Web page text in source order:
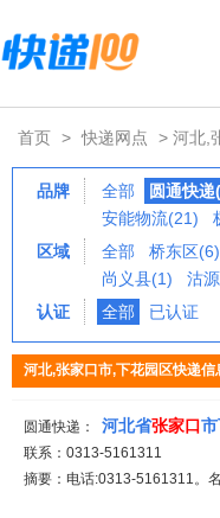
首页 > 快递网点 > 河北,
品牌 全部 圆通快递
安能物流(21)
区域
全部 桥东区(6)
尚义县(1)
沽
认证
全部 已认证
河北,张家口市,下花园区快递信
圆通快递： 河北省张家口
联系：0313-5161311
摘要：电话:0313-5161311。